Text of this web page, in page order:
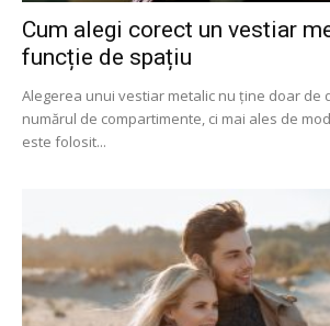
Cum alegi corect un vestiar
funcție de spațiu
Alegerea unui vestiar metalic nu ține doar de
numărul de compartimente, ci mai ales de
este folosit...